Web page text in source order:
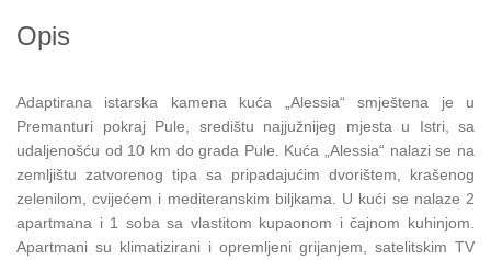
Opis
Adaptirana istarska kamena kuća „Alessia“ smještena je u
Premanturi pokraj Pule, središtu najjužnijeg mjesta u Istri, sa
udaljenošću od 10 km do grada Pule. Kuća „Alessia“ nalazi se na
zemljištu zatvorenog tipa sa pripadajućim dvorištem, krašenog
zelenilom, cvijećem i mediteranskim biljkama. U kući se nalaze 2
apartmana i 1 soba sa vlastitom kupaonom i čajnom kuhinjom.
Apartmani su klimatizirani i opremljeni grijanjem, satelitskim TV